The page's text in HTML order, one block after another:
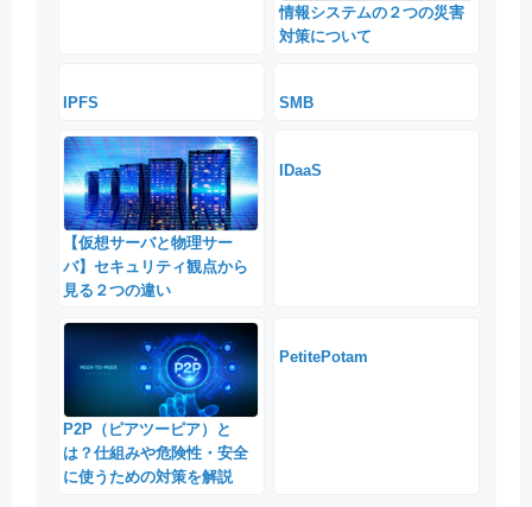
情報システムの２つの災害
対策について
IPFS SMB
【仮想サーバと物理サー
バ】セキュリティ観点から
見る２つの違い
IDaaS
P2P（ピアツーピア）と
は？仕組みや危険性・安全
に使うための対策を解説
PetitePotam